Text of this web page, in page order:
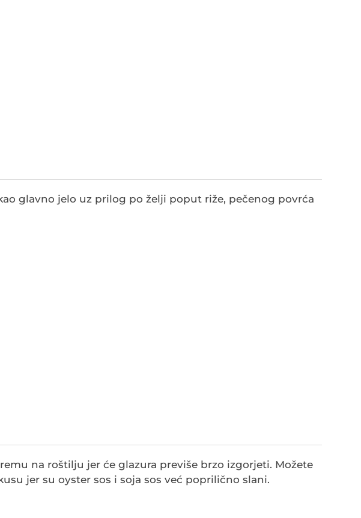
glavno jelo uz prilog po želji poput riže, pečenog povrća
na roštilju jer će glazura previše brzo izgorjeti. Možete
jer su oyster sos i soja sos već poprilično slani.